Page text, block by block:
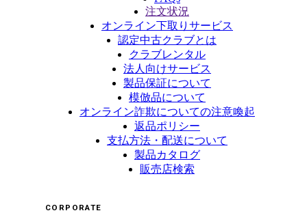
注文状況
オンライン下取りサービス
認定中古クラブとは
クラブレンタル
法人向けサービス
製品保証について
模倣品について
オンライン詐欺についての注意喚起
返品ポリシー
支払方法・配送について
製品カタログ
販売店検索
CORPORATE